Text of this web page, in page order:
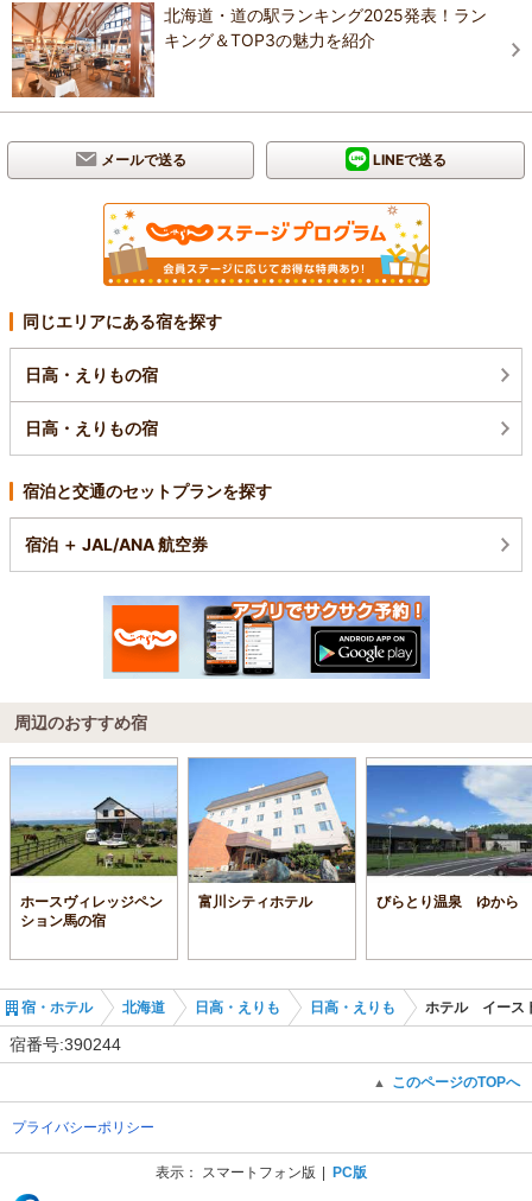
北海道・道の駅ランキング2025発表！ラン
キング＆TOP3の魅力を紹介
メールで送る LINEで送る
同じエリアにある宿を探す
日高・えりもの宿
日高・えりもの宿
宿泊と交通のセットプランを探す
宿泊 ＋ JAL/ANA 航空券
周辺のおすすめ宿
ホースヴィレッジペン
ション馬の宿
富川シティホテル びらとり温泉 ゆから
宿・ホテル 北海道 日高・えりも 日高・えりも ホテル イース
宿番号:390244
▲ このページのTOPへ
プライバシーポリシー
表示： スマートフォン版 PC版